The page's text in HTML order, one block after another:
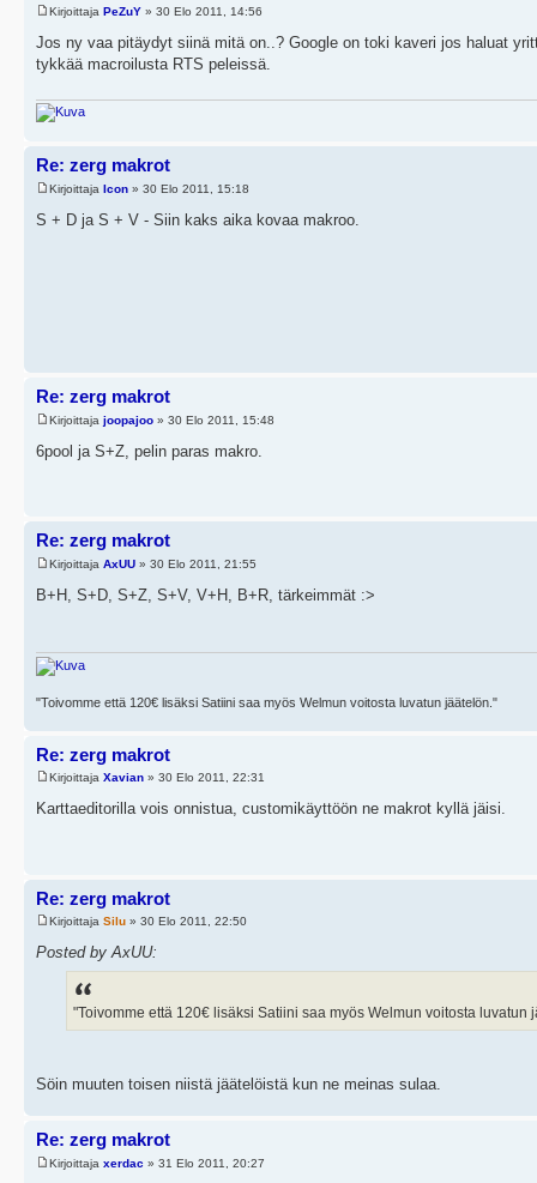
Kirjoittaja PeZuY » 30 Elo 2011, 14:56
Jos ny vaa pitäydyt siinä mitä on..? Google on toki kaveri jos haluat
tykkää macroilusta RTS peleissä.
Re: zerg makrot
Kirjoittaja Icon » 30 Elo 2011, 15:18
S + D ja S + V - Siin kaks aika kovaa makroo.
Re: zerg makrot
Kirjoittaja joopajoo » 30 Elo 2011, 15:48
6pool ja S+Z, pelin paras makro.
Re: zerg makrot
Kirjoittaja AxUU » 30 Elo 2011, 21:55
B+H, S+D, S+Z, S+V, V+H, B+R, tärkeimmät :>
"Toivomme että 120€ lisäksi Satiini saa myös Welmun voitosta luvatun jäätelön."
Re: zerg makrot
Kirjoittaja Xavian » 30 Elo 2011, 22:31
Karttaeditorilla vois onnistua, customikäyttöön ne makrot kyllä jäisi.
Re: zerg makrot
Kirjoittaja Silu » 30 Elo 2011, 22:50
Posted by AxUU:
"Toivomme että 120€ lisäksi Satiini saa myös Welmun voitosta luvatun
Söin muuten toisen niistä jäätelöistä kun ne meinas sulaa.
Re: zerg makrot
Kirjoittaja xerdac » 31 Elo 2011, 20:27